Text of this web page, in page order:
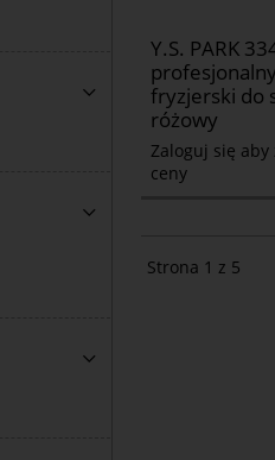
Y.S. PARK
fryzjerski do
różowy
Zaloguj się aby
ceny
Strona 1 z 5